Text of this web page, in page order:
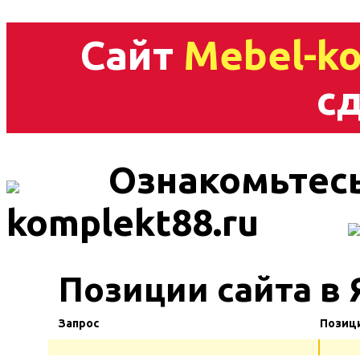
Сайт Mebel-
komplekt88.ru
Позиции сайта в
Запрос